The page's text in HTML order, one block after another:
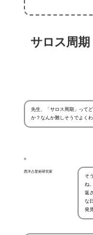
サロス周
先生、「サロス周期」って
か？なんか難しそうでよくわ
西洋占星術研究家
そ
ね
返
な
発